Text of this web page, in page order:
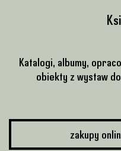
Katalogi, albumy,
obiekty z wystaw
zakupy